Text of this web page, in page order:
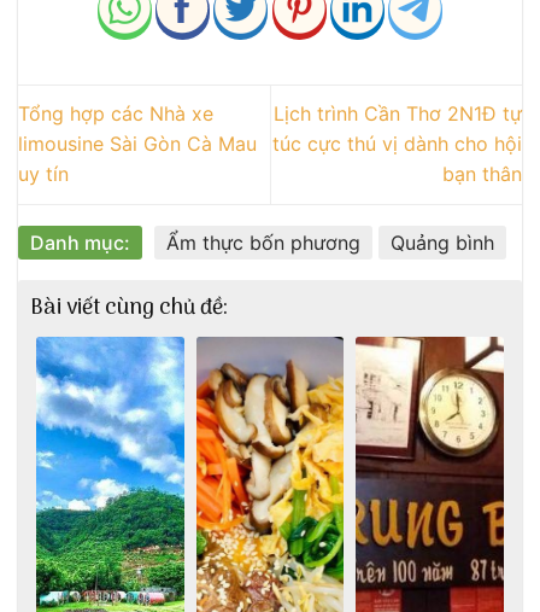
Tổng hợp các Nhà xe
limousine Sài Gòn Cà Mau
uy tín
Lịch trình Cần Thơ 2N1Đ tự
túc cực thú vị dành cho hội
bạn thân
Danh mục: Ẩm thực bốn phương Quảng bình
Bài viết cùng chủ đề: